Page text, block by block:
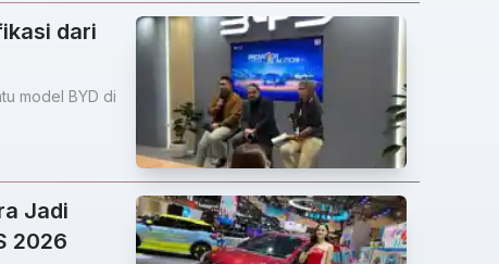
dari
model BYD di
Jadi
2026